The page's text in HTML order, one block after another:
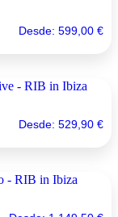
Desde: 599,00 €
Desde: 529,90 €